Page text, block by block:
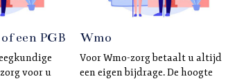
een PGB
voor u
Wmo
Voor Wmo-zorg betaalt u altijd
een eigen bijdrage. De hoogte